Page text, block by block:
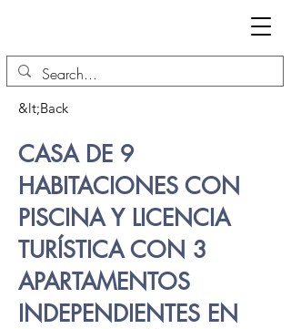
&lt;Back
CASA DE 9
HABITACIONES CON
PISCINA Y LICENCIA
TURÍSTICA CON 3
APARTAMENTOS
INDEPENDIENTES EN